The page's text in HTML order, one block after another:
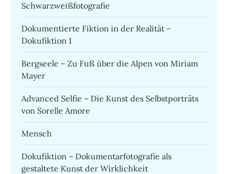
Schwarzweißfotografie
Dokumentierte Fiktion in der Realität –
Dokufiktion 1
Bergseele – Zu Fuß über die Alpen von Miriam
Mayer
Advanced Selfie – Die Kunst des Selbstporträts
von Sorelle Amore
Mensch
Dokufiktion – Dokumentarfotografie als
gestaltete Kunst der Wirklichkeit